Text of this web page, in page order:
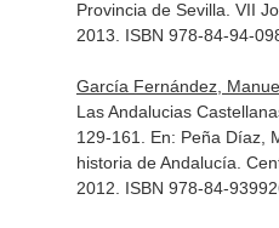
Provincia de Sevilla. VII
2013. ISBN 978-84-94-
García Fernández,
Las Andalucias
129-161. En: Peña Díaz,
historia de Andalucía .
2012. ISBN 978-84-